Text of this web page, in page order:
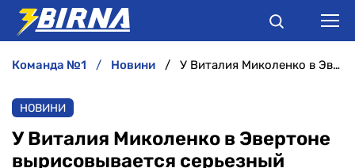
АНАЛІТИКА
команда №1 новини У Виталия Миколенко в Эвертоне вырисовывается серьезный конкурент
НОВИНИ
У Виталия Миколенко в Эвертоне
вырисовывается серьезный